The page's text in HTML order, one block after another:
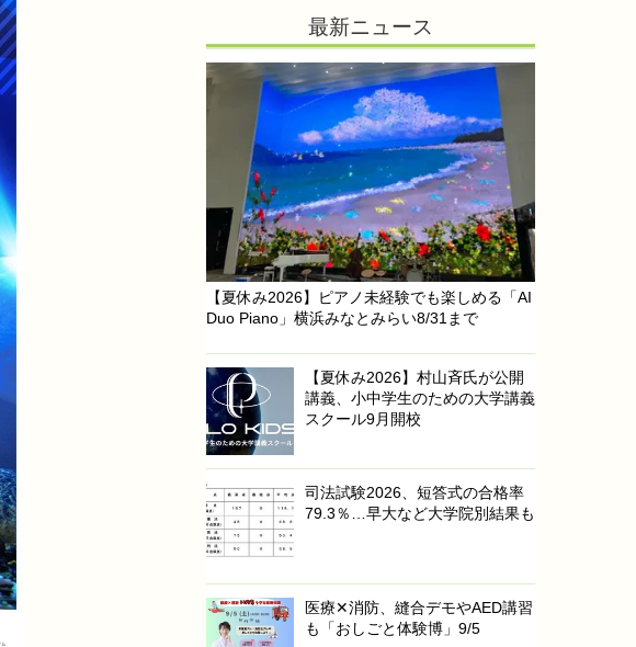
最新ニュース
【夏休み2026】ピアノ未経験でも楽しめる「AI
Duo Piano」横浜みなとみらい8/31まで
【夏休み2026】村山斉氏が公開
講義、小中学生のための大学講義
スクール9月開校
司法試験2026、短答式の合格率
79.3％…早大など大学院別結果も
医療✕消防、縫合デモやAED講習
も「おしごと体験博」9/5